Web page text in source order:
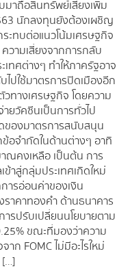
าถือสินทรัพย์เสี่ยงเพิ่ม
นักลงทุนยังต้องเผชิญ
ทบต่อแนวโน้มเศรษฐกิจ
วามเสี่ยงจากการกลับ
เทศต่างๆ ทำให้ภาครัฐอาจ
ปใช้มาตรการปิดเมืองอีก
วทางเศรษฐกิจ โดยความ
ยวัคซีนเป็นการทั่วไป
ของมาตรการสนับสนุน
อจำกัดในด้านต่างๆ อาทิ
ณคงเหลือ เป็นต้น การ
าสู่กลุ่มประเทศเกิดใหม่
ารอ่อนค่าของเงิน
าคาทองคำ ด้านธนาคาร
ารปรับเปลี่ยนนโยบายตาม
ขณะที่มองว่าความ
ก FOMC ไม่มีอะไรใหม่